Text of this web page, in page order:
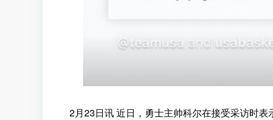
2月23日讯 近日，勇士主帅科尔在接受采访时表